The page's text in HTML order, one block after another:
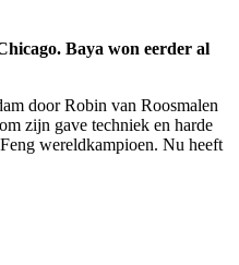
Baya won eerder al
door Robin van Roosmalen
zijn gave techniek en harde
wereldkampioen. Nu heeft